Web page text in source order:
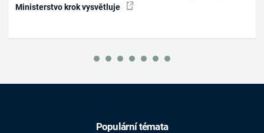
Ministerstvo krok vysvětluje
Populární témata